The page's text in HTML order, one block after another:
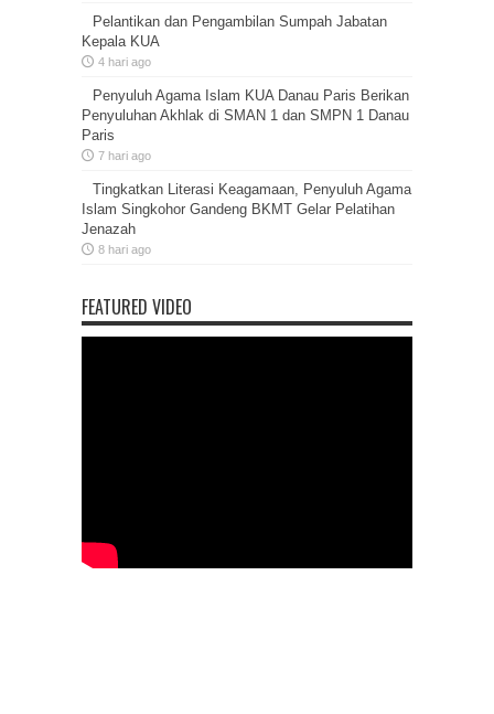
Pelantikan dan Pengambilan Sumpah Jabatan
Kepala KUA
4 hari ago
Penyuluh Agama Islam KUA Danau Paris Berikan
Penyuluhan Akhlak di SMAN 1 dan SMPN 1 Danau
Paris
7 hari ago
Tingkatkan Literasi Keagamaan, Penyuluh Agama
Islam Singkohor Gandeng BKMT Gelar Pelatihan
Jenazah
8 hari ago
FEATURED VIDEO